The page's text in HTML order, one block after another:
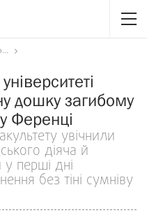
дошку загибому
Ференці
увічнили
діяча й
перші дні
без тіні сумніву